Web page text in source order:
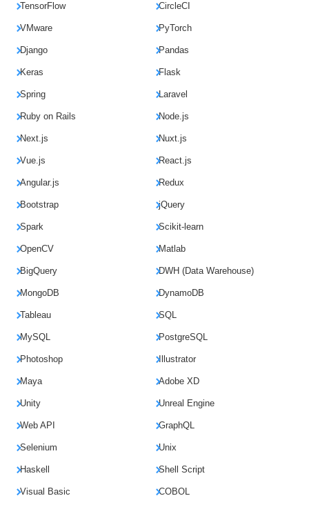
TensorFlow CircleCI
VMware PyTorch
Django Pandas
Keras Flask
Spring Laravel
Ruby on Rails Node.js
Next.js Nuxt.js
Vue.js React.js
Angular.js Redux
Bootstrap jQuery
Spark Scikit-learn
OpenCV Matlab
BigQuery DWH (Data Warehouse)
MongoDB DynamoDB
Tableau SQL
MySQL PostgreSQL
Photoshop Illustrator
Maya Adobe XD
Unity Unreal Engine
Web API GraphQL
Selenium Unix
Haskell Shell Script
Visual Basic COBOL